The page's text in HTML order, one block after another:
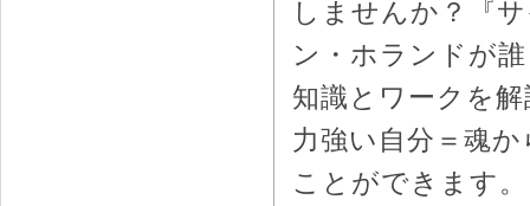
しませんか？『
ン・ホランドが
知識とワークを
力強い自分＝魂
ことができます。